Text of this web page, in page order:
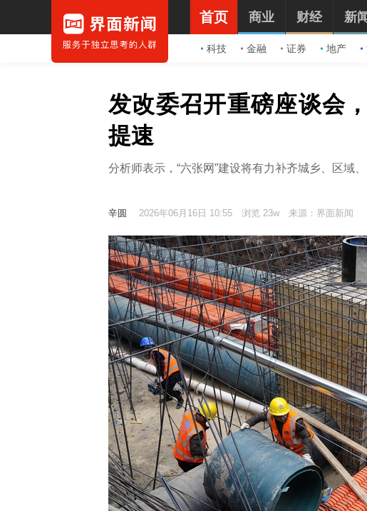
首页
科技 金融 证券 地产
商业 财经 新闻
发改委召开重磅座谈会
提速
分析师表示，“六张网”建设将有力补齐城乡、区域
辛圆 2026年06月16日 10:55 浏览 23w 来源：界面新闻